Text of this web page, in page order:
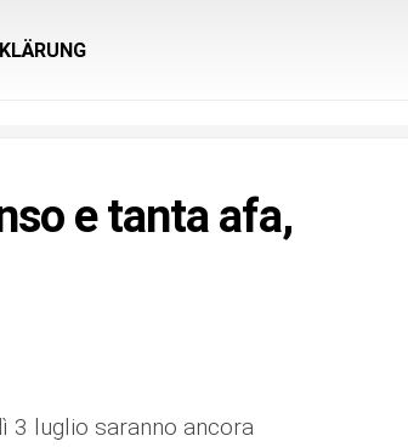
e tanta afa,
3 luglio saranno ancora